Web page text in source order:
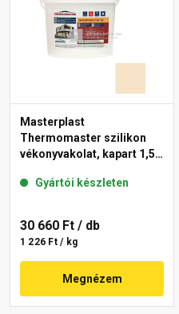
Masterplast
Thermomaster szilikon
vékonyvakolat, kapart 1,5
Gyártói készleten
30 660 Ft / db
1 226 Ft / kg
Megnézem